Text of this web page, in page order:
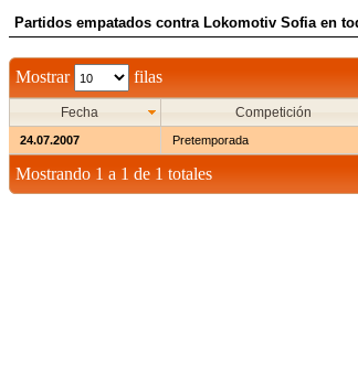
Partidos empatados contra Lokomotiv Sofia en
Mostrar filas
Fecha Competición
24.07.2007 Pretemporada
Mostrando 1 a 1 de 1 totales